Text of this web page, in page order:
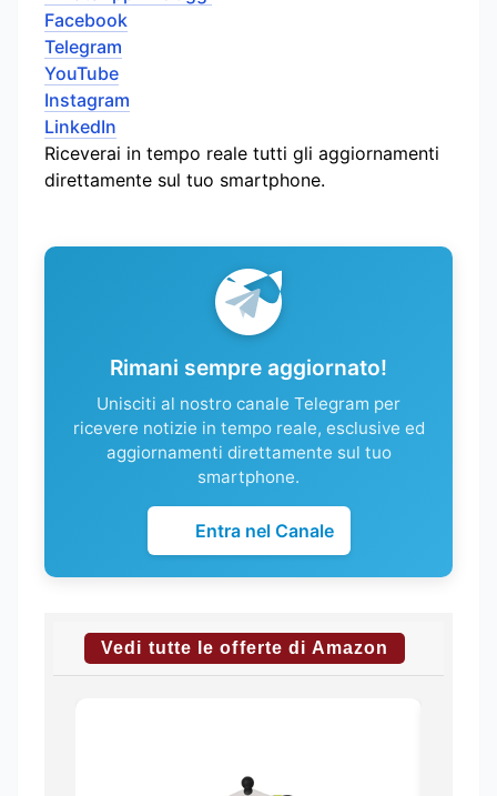
Facebook
Telegram
YouTube
Instagram
LinkedIn
Riceverai in tempo reale tutti gli aggiornamenti
direttamente sul tuo smartphone.
Rimani sempre aggiornato!
Unisciti al nostro canale Telegram per
ricevere notizie in tempo reale, esclusive ed
aggiornamenti direttamente sul tuo
smartphone.
Entra nel Canale